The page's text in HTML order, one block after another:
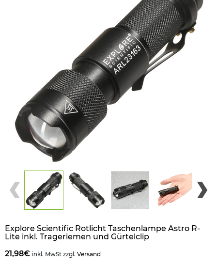
Explore Scientific Rotlicht Taschenlampe Astro R-
Lite inkl. Trageriemen und Gürtelclip
21,98€ inkl. MwSt zzgl. Versand